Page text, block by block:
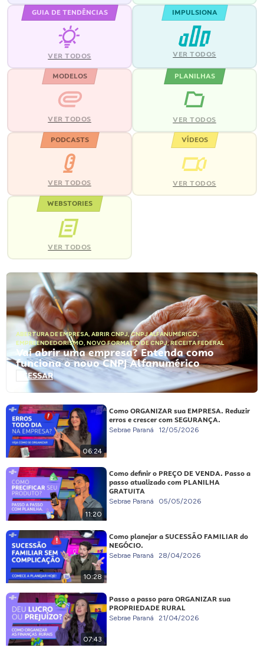
GUIA DE TENDÊNCIAS
VER TODOS
IMPULSIONA
VER TODOS
MODELOS
VER TODOS
PLANILHAS
VER TODOS
PODCASTS
VER TODOS
VÍDEOS
VER TODOS
WEBSTORIES
VER TODOS
ABERTURA DE EMPRESA, ABRIR CNPJ,CNPJ ALFANUMÉRICO,
EMPREENDEDORISMO, NOVO FORMATO DE CNPJ,RECEITA FEDERAL
Vai abrir uma empresa? Entenda como
funciona o novo CNPJ Alfanumérico
ACESSAR
06:24
Como ORGANIZAR sua EMPRESA. Reduzir
erros e crescer com SEGURANÇA.
Sebrae Paraná 12/05/2026
11:20
Como definir o PREÇO DE VENDA. Passo a
passo atualizado com PLANILHA
GRATUITA
Sebrae Paraná 05/05/2026
10:28
Como planejar a SUCESSÃO FAMILIAR do
NEGÓCIO.
Sebrae Paraná 28/04/2026
07:43
Passo a passo para ORGANIZAR sua
PROPRIEDADE RURAL
Sebrae Paraná 21/04/2026